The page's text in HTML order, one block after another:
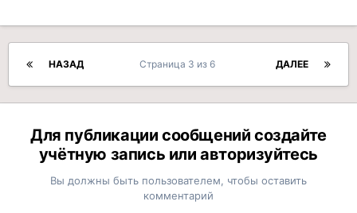
НАЗАД ДАЛЕЕ
Страница 3 из 6
Для публикации сообщений создайте
учётную запись или авторизуйтесь
Вы должны быть пользователем, чтобы оставить
комментарий